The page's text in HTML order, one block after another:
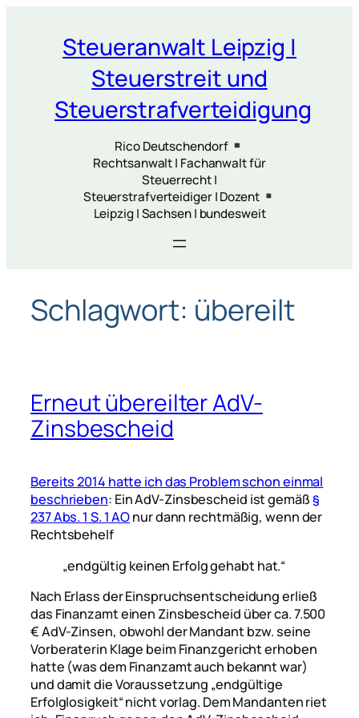
springenSteueranwalt Leipzig |
Steuerstreit und
Steuerstrafverteidigung
Rico Deutschendorf
Rechtsanwalt | Fachanwalt für
Steuerrecht |
Steuerstrafverteidiger | Dozent
Leipzig | Sachsen | bundesweit
Schlagwort: übereilt
Erneut übereilter AdV-
Zinsbescheid
Bereits 2014 hatte ich das Problem schon einmal
beschrieben: Ein AdV-Zinsbescheid ist gemäß§
237 Abs. 1 S. 1 AOnur dann rechtmäßig, wenn der
Rechtsbehelf
„endgültig keinen Erfolg gehabt hat.“
Nach Erlass der Einspruchsentscheidung erließ
das Finanzamt einen Zinsbescheid über ca. 7.500
€ AdV-Zinsen, obwohl der Mandant bzw. seine
Vorberaterin Klage beim Finanzgericht erhoben
hatte (was dem Finanzamt auch bekannt war)
und damit die Voraussetzung „endgültige
Erfolglosigkeit“ nicht vorlag. Dem Mandanten riet